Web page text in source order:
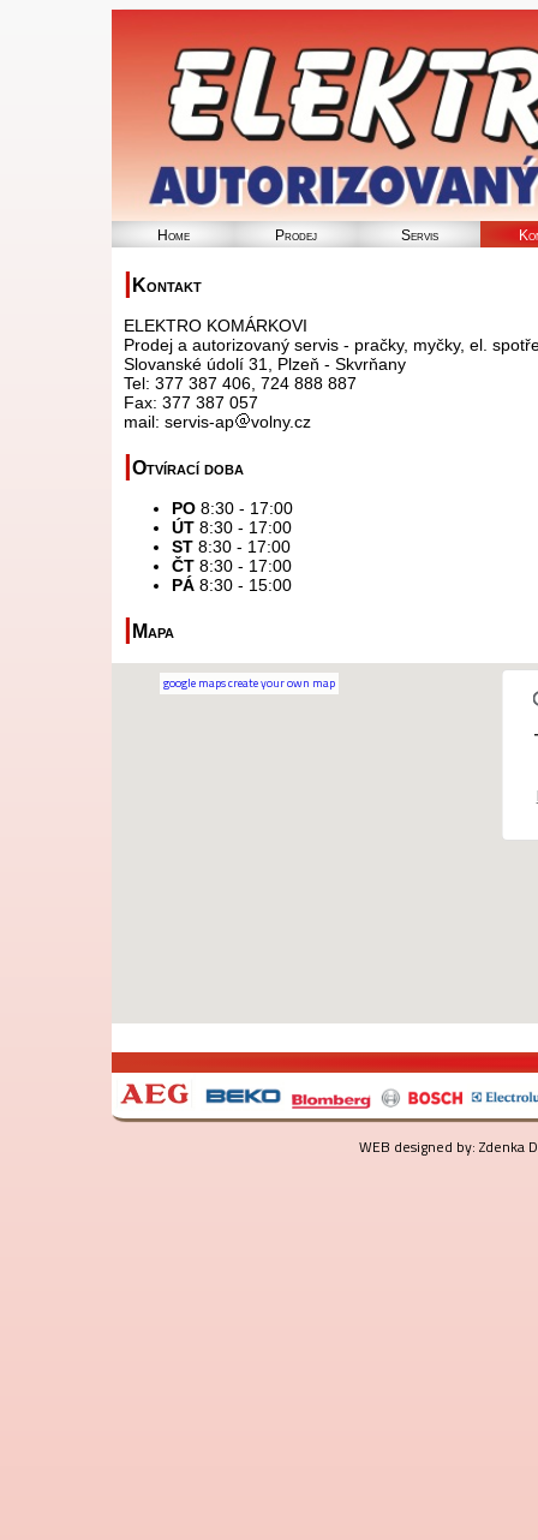
Home Prodej Servis
| Kontakt
ELEKTRO KOMÁRKOVI
Prodej a autorizovaný servis - pračky, myčky, el.
Slovanské údolí 31, Plzeň - Skvrňany
Tel: 377 387 406, 724 888 887
Fax: 377 387 057
mail: servis-ap
volny.cz
|Otvírací doba
PO 8:30 - 17:00
ÚT 8:30 - 17:00
ST 8:30 - 17:00
ČT 8:30 - 17:00
PÁ 8:30 - 15:00
| Mapa
google maps create your own map
WEB designed by: Zdenka